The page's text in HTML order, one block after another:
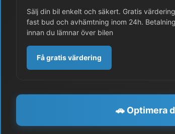
Sälj din bil enkelt och säkert. Gratis
fast bud och avhämtning inom 24h. Betalning
innan du lämnar över bilen
Få gratis värdering
🚗 Optimera